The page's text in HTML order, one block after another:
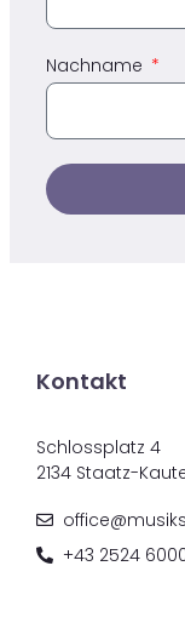
Nachname
Kontakt
Schlossplatz 4
2134 Staatz-
+43 2524